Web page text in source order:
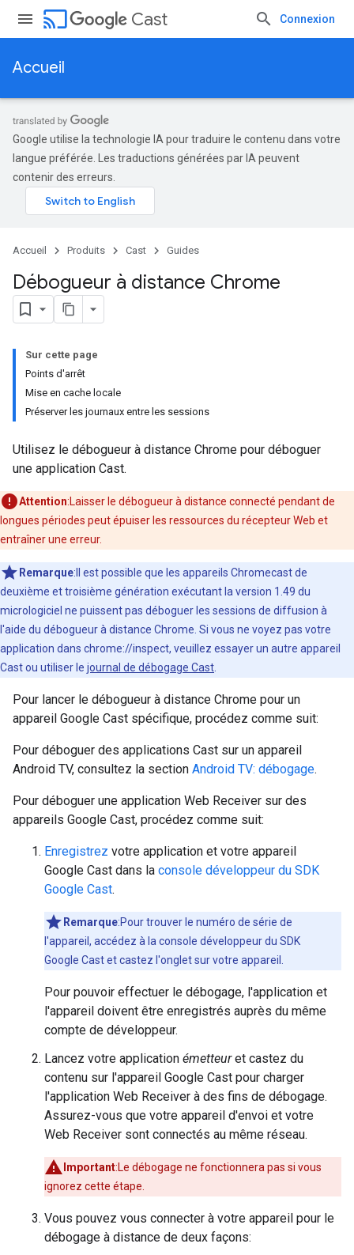
cast Cast Connexion
Accueil
Google utilise la technologie IA pour traduire le contenu dans votre
langue préférée. Les traductions générées par IA peuvent
contenir des erreurs.
Accueil Produits Cast Guides
Débogueur à distance Chrome
Sur cette page
Points d'arrêt
Mise en cache locale
Préserver les journaux entre les sessions
Utilisez le débogueur à distance Chrome pour déboguer
une application Cast.
Attention:Laisser le débogueur à distance connecté pendant de
longues périodes peut épuiser les ressources du récepteur Web et
entraîner une erreur.
Remarque:Il est possible que les appareils Chromecast de
deuxième et troisième génération exécutant la version 1.49 du
micrologiciel ne puissent pas déboguer les sessions de diffusion à
l'aide du débogueur à distance Chrome. Si vous ne voyez pas votre
application dans chrome://inspect, veuillez essayer un autre appareil
Cast ou utiliser le journal de débogage Cast
Pour lancer le débogueur à distance Chrome pour un
appareil Google Cast spécifique, procédez comme suit:
Pour déboguer des applications Cast sur un appareil
Android TV, consultez la section Android TV: débogage.
Pour déboguer une application Web Receiver sur des
appareils Google Cast, procédez comme suit:
Enregistrez votre application et votre appareil
Google Cast dans la console développeur du SDK
Google Cast.
Remarque:Pour trouver le numéro de série de
l'appareil, accédez à la console développeur du SDK
Google Cast et castez l'onglet sur votre appareil.
Pour pouvoir effectuer le débogage, l'application et
l'appareil doivent être enregistrés auprès du même
compte de développeur.
Lancez votre application émetteuret castez du
contenu sur l'appareil Google Cast pour charger
l'application Web Receiver à des fins de débogage.
Assurez-vous que votre appareil d'envoi et votre
Web Receiver sont connectés au même réseau.
Important:Le débogage ne fonctionnera pas si vous
ignorez cette étape.
Vous pouvez vous connecter à votre appareil pour le
débogage à distance de deux façons: